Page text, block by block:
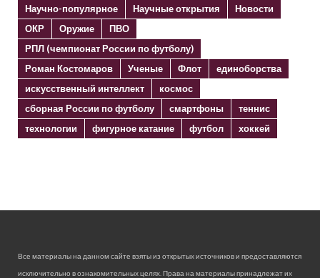
Научно-популярное
Научные открытия
Новости
ОКР
Оружие
ПВО
РПЛ (чемпионат России по футболу)
Роман Костомаров
Ученые Флот
единоборства
искусственный интеллект
космос
сборная России по футболу
смартфоны
теннис
технологии
фигурное катание футбол хоккей
Все материалы на данном сайте взяты из открытых источников и предоставляются
исключительно в ознакомительных целях. Права на материалы принадлежат их